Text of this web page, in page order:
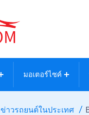
มอเตอร์ไซค์
ข่าวรถยนต์ในประเทศ